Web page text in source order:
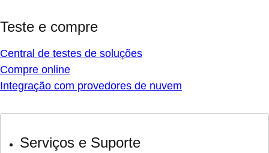
Teste e compre
Central de testes de soluções
Compre online
Integração com provedores de nuvem
Serviços e Suporte